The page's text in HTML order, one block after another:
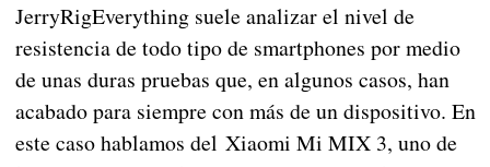
JerryRigEverything suele analizar el nivel de
resistencia de todo tipo de smartphones por medio
de unas duras pruebas que, en algunos casos, han
acabado para siempre con más de un dispositivo. En
este caso hablamos del Xiaomi Mi MIX 3, uno de